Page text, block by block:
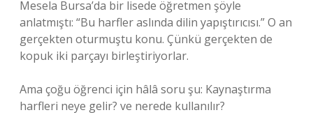
Mesela Bursa’da bir lisede öğretmen şöyle
anlatmıştı: “Bu harfler aslında dilin yapıştırıcısı.” O an
gerçekten oturmuştu konu. Çünkü gerçekten de
kopuk iki parçayı birleştiriyorlar.
Ama çoğu öğrenci için hâlâ soru şu: Kaynaştırma
harfleri neye gelir? ve nerede kullanılır?